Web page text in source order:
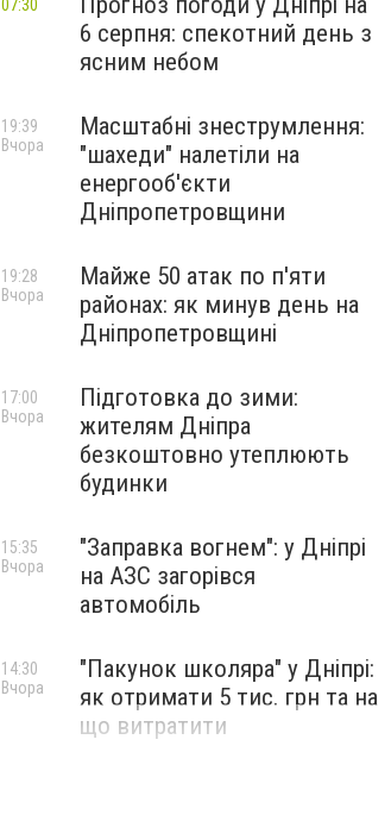
6 серпня: спекотний день з
ясним небом
07:30
Масштабні знеструмлення:
"шахеди" налетіли на
енергооб'єкти
Дніпропетровщини
19:39
Вчора
Майже 50 атак по п'яти
районах: як минув день на
Дніпропетровщині
19:28
Вчора
Підготовка до зими:
жителям Дніпра
безкоштовно утеплюють
будинки
17:00
Вчора
"Заправка вогнем": у Дніпрі
на АЗС загорівся
автомобіль
15:35
Вчора
"Пакунок школяра" у Дніпрі:
як отримати 5 тис. грн та на
що витратити
14:30
Вчора